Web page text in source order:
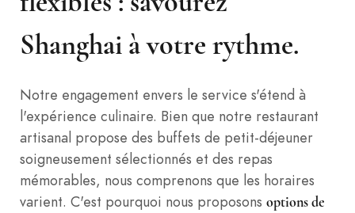
Shanghai à votre rythme.
Notre engagement envers le service s'étend à
l'expérience culinaire. Bien que notre restaurant
artisanal propose des buffets de petit-déjeuner
soigneusement sélectionnés et des repas
mémorables, nous comprenons que les horaires
varient. C'est pourquoi nous proposons options de